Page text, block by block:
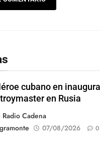
cubano en
en Rusia
Radio Cadena
07/08/2026 0